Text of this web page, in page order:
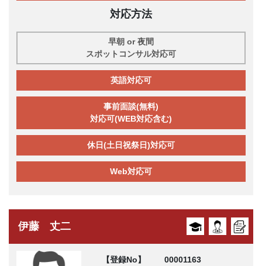
対応方法
早朝 or 夜間
スポットコンサル対応可
英語対応可
事前面談(無料)
対応可(WEB対応含む)
休日(土日祝祭日)対応可
Web対応可
伊藤 丈二
【登録No】
00001163